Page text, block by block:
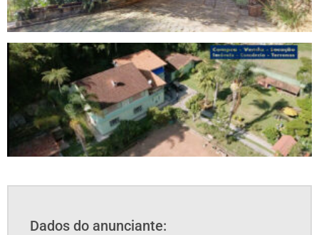
Dados do anunciante: